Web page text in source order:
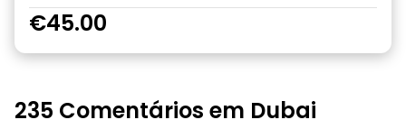
€45.00
235 Comentários em Dubai